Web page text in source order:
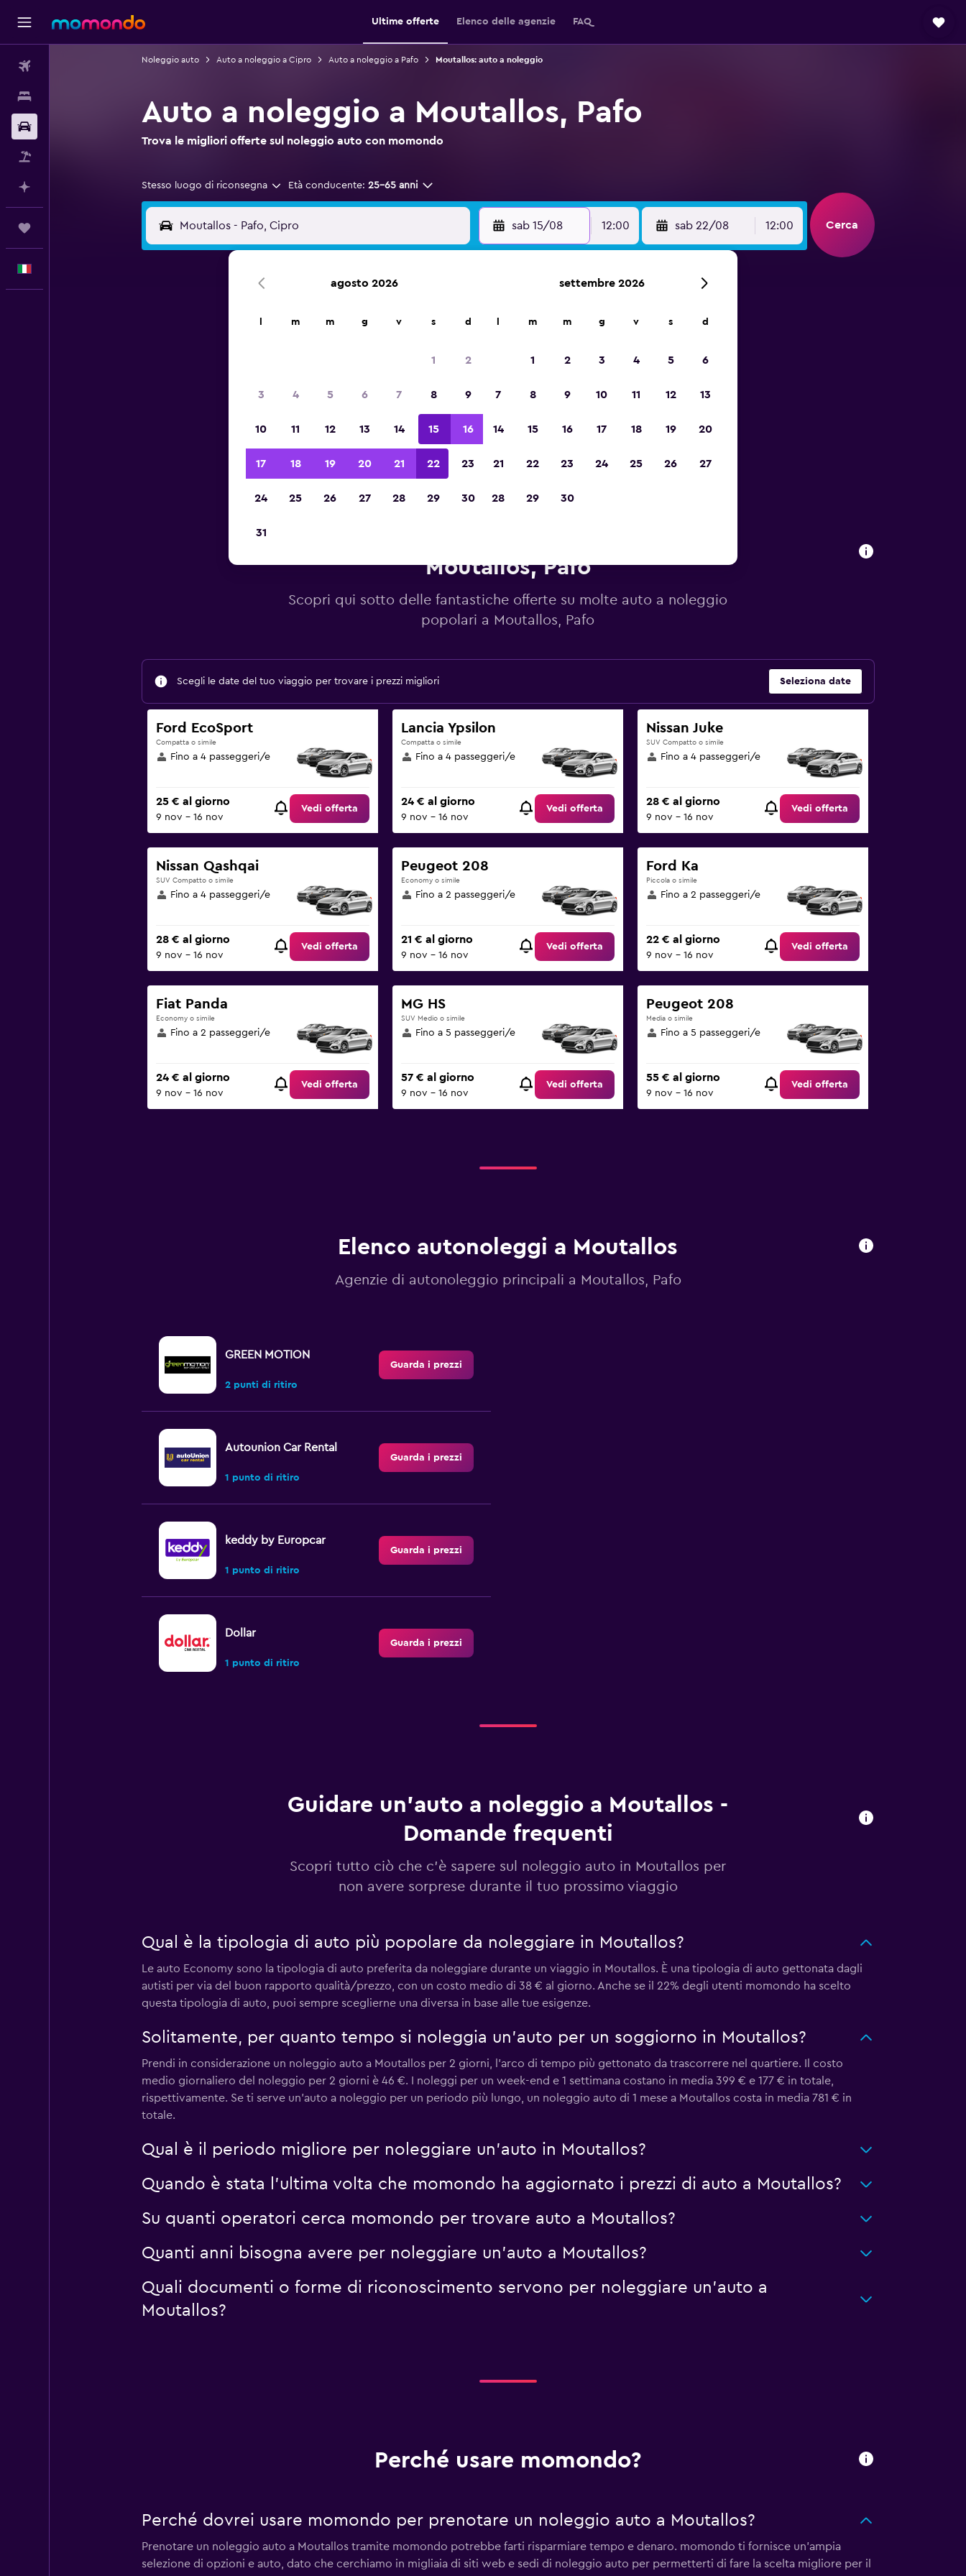
Ultime offerte Elenco delle agenzie FAQ
Noleggio auto Auto a noleggio a Cipro Auto a noleggio a Pafo Moutallos: auto a noleggio
Auto a noleggio a Moutallos, Pafo
Trova le migliori offerte sul noleggio auto con momondo
Stesso luogo di riconsegna Età conducente: 25-65 anni
sab 15/08 12:00 sab 22/08 12:00 Cerca
d'Europa 2023
Moutallos, Pafo
Scopri qui sotto delle fantastiche offerte su molte auto a noleggio
popolari a Moutallos, Pafo
Scegli le date del tuo viaggio per trovare i prezzi migliori Seleziona date
Ford EcoSport
Compatta o simile
Fino a 4 passeggeri/e
25 € al giorno
9 nov - 16 nov
Vedi offerta
Lancia Ypsilon
Compatta o simile
Fino a 4 passeggeri/e
24 € al giorno
9 nov - 16 nov
Vedi offerta
Nissan Juke
SUV Compatto o simile
Fino a 4 passeggeri/e
28 € al giorno
9 nov - 16 nov
Vedi offerta
Nissan Qashqai
SUV Compatto o simile
Fino a 4 passeggeri/e
28 € al giorno
9 nov - 16 nov
Vedi offerta
Peugeot 208
Economy o simile
Fino a 2 passeggeri/e
21 € al giorno
9 nov - 16 nov
Vedi offerta
Ford Ka
Piccola o simile
Fino a 2 passeggeri/e
22 € al giorno
9 nov - 16 nov
Vedi offerta
Fiat Panda
Economy o simile
Fino a 2 passeggeri/e
24 € al giorno
9 nov - 16 nov
Vedi offerta
MG HS
SUV Medio o simile
Fino a 5 passeggeri/e
57 € al giorno
9 nov - 16 nov
Vedi offerta
Peugeot 208
Media o simile
Fino a 5 passeggeri/e
55 € al giorno
9 nov - 16 nov
Vedi offerta
Elenco autonoleggi a Moutallos
Agenzie di autonoleggio principali a Moutallos, Pafo
GREEN MOTION
2 punti di ritiro
Guarda i prezzi
Autounion Car Rental
1 punto di ritiro
Guarda i prezzi
keddy by Europcar
1 punto di ritiro
Guarda i prezzi
Dollar
1 punto di ritiro
Guarda i prezzi
Guarda i prezzi
1 punto di ritiro
FLIZZR
1 punto di ritiro
Guidare un'auto a noleggio a Moutallos -
Domande frequenti
Scopri tutto ciò che c'è sapere sul noleggio auto in Moutallos per
non avere sorprese durante il tuo prossimo viaggio
Qual è la tipologia di auto più popolare da noleggiare in Moutallos?
Le auto Economy sono la tipologia di auto preferita da noleggiare durante un viaggio in Moutallos. È una tipologia di auto gettonata dagli
autisti per via del buon rapporto qualità/prezzo, con un costo medio di 38 € al giorno. Anche se il 22% degli utenti momondo ha scelto
questa tipologia di auto, puoi sempre sceglierne una diversa in base alle tue esigenze.
Solitamente, per quanto tempo si noleggia un'auto per un soggiorno in Moutallos?
Prendi in considerazione un noleggio auto a Moutallos per 2 giorni, l'arco di tempo più gettonato da trascorrere nel quartiere. Il costo
medio giornaliero del noleggio per 2 giorni è 46 €. I noleggi per un week-end e 1 settimana costano in media 399 € e 177 € in totale,
rispettivamente. Se ti serve un'auto a noleggio per un periodo più lungo, un noleggio auto di 1 mese a Moutallos costa in media 781 € in
totale.
Qual è il periodo migliore per noleggiare un'auto in Moutallos?
Quando è stata l'ultima volta che momondo ha aggiornato i prezzi di auto a Moutallos?
Su quanti operatori cerca momondo per trovare auto a Moutallos?
Quanti anni bisogna avere per noleggiare un'auto a Moutallos?
Quali documenti o forme di riconoscimento servono per noleggiare un'auto a
Moutallos?
Perché usare momondo?
Perché dovrei usare momondo per prenotare un noleggio auto a Moutallos?
Prenotare un noleggio auto a Moutallos tramite momondo potrebbe farti risparmiare tempo e denaro. momondo ti fornisce un'ampia
selezione di opzioni e auto, dato che cerchiamo in migliaia di siti web e sedi di noleggio auto per permetterti di fare la scelta migliore per il
agosto 2026
m m g v s d
1 2
3 4 5 6 7 8 9
10 11 12 13 14 15 16
17 18 19 20 21 22 23
24 25 26 27 28 29 30
31
settembre 2026
m m g v s d
1 2 3 4 5 6
7 8 9 10 11 12 13
14 15 16 17 18 19 20
21 22 23 24 25 26 27
28 29 30